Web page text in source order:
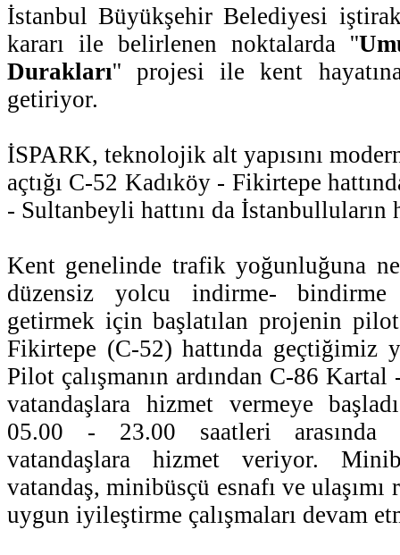
İstanbul Büyükşehir Belediyesi
kararı ile belirlenen noktalarda ''
Durakları'' projesi ile kent
getiriyor.
İSPARK, teknolojik alt yapısını
açtığı C-52 Kadıköy - Fikirtepe
- Sultanbeyli hattını da İstanbulluların
Kent genelinde trafik yoğunluğuna
düzensiz yolcu indirme- bindirme
getirmek için başlatılan projenin pilot
Fikirtepe (C-52) hattında geçtiğimiz
Pilot çalışmanın ardından C-86
vatandaşlara hizmet vermeye
05.00 - 23.00 saatleri
vatandaşlara hizmet veriyor.
vatandaş, minibüsçü esnafı ve
uygun iyileştirme çalışmaları devam